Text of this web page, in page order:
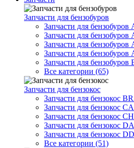
Запчасти для бензобуров
Запчасти для бензобуров
Запчасти для бензобуров
Запчасти для бензобуров
Запчасти для бензобуров
Запчасти для бензобуров
Все категории (65)
Запчасти для бензокос
Запчасти для бензокос
Запчасти для бензокос
Запчасти для бензокос
Запчасти для бензокос
Запчасти для бензокос
Все категории (51)